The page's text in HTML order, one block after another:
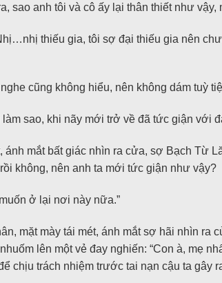
sao anh tôi và cô ấy lại thân thiết như vậy,
thiếu gia, tôi sợ đại thiếu gia nên
cũng không hiểu, nên không dám tuỳ
sao, khi nãy mới trở về đã tức giận với
mắt bất giác nhìn ra cửa, sợ Bạch Từ
không, nên anh ta mới tức giận như vậy?
ở lại nơi này nữa.”
mặt mày tái mét, ánh mắt sợ hãi nhìn ra
lên một vẻ đay nghiến: “Con à, mẹ
chịu trách nhiệm trước tai nạn cậu ta